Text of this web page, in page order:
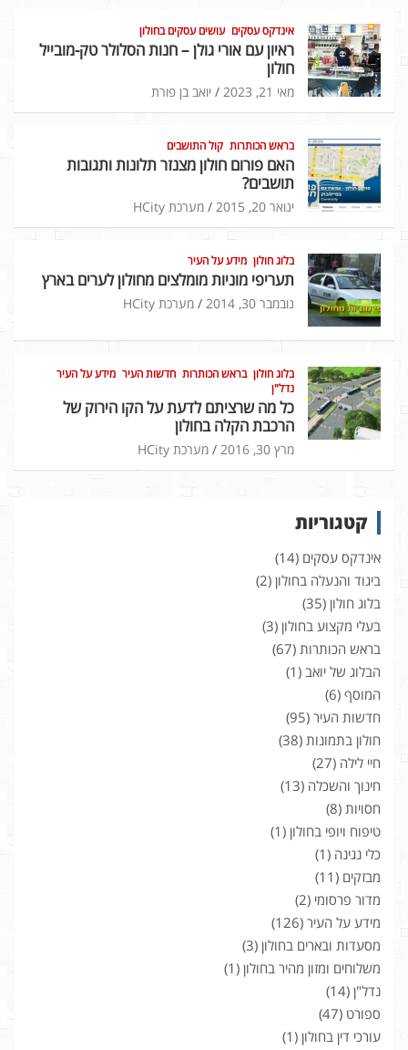
אינדקס עסקים עושים עסקים בחולון
ראיון עם אורי גולן – חנות הסלולר טק-מובייל
חולון
מאי 21, 2023 יואב בן פורת
בראש הכותרות קול התושבים
האם פורום חולון מצנזר תלונות ותגובות
תושבים?
ינואר 20, 2015 מערכת HCity
בלוג חולון מידע על העיר
תעריפי מוניות מומלצים מחולון לערים בארץ
נובמבר 30, 2014 מערכת HCity
בלוג חולון בראש הכותרות חדשות העיר מידע על העיר
נדל"ן
כל מה שרציתם לדעת על הקו הירוק של
הרכבת הקלה בחולון
מרץ 30, 2016 מערכת HCity
קטגוריות
אינדקס עסקים (14)
ביגוד והנעלה בחולון (2)
בלוג חולון (35)
בעלי מקצוע בחולון (3)
בראש הכותרות (67)
הבלוג של יואב (1)
המוסף (6)
חדשות העיר (95)
חולון בתמונות (38)
חיי לילה (27)
חינוך והשכלה (13)
חסויות (8)
טיפוח ויופי בחולון (1)
כלי נגינה (1)
מבזקים (11)
מדור פרסומי (2)
מידע על העיר (126)
מסעדות ובארים בחולון (3)
משלוחים ומזון מהיר בחולון (1)
נדל"ן (14)
ספורט (47)
עורכי דין בחולון (1)